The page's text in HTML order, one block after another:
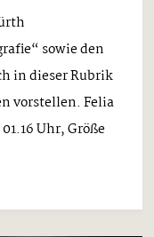
sowie den
in dieser Rubrik
vorstellen. Felia
Uhr, Größe